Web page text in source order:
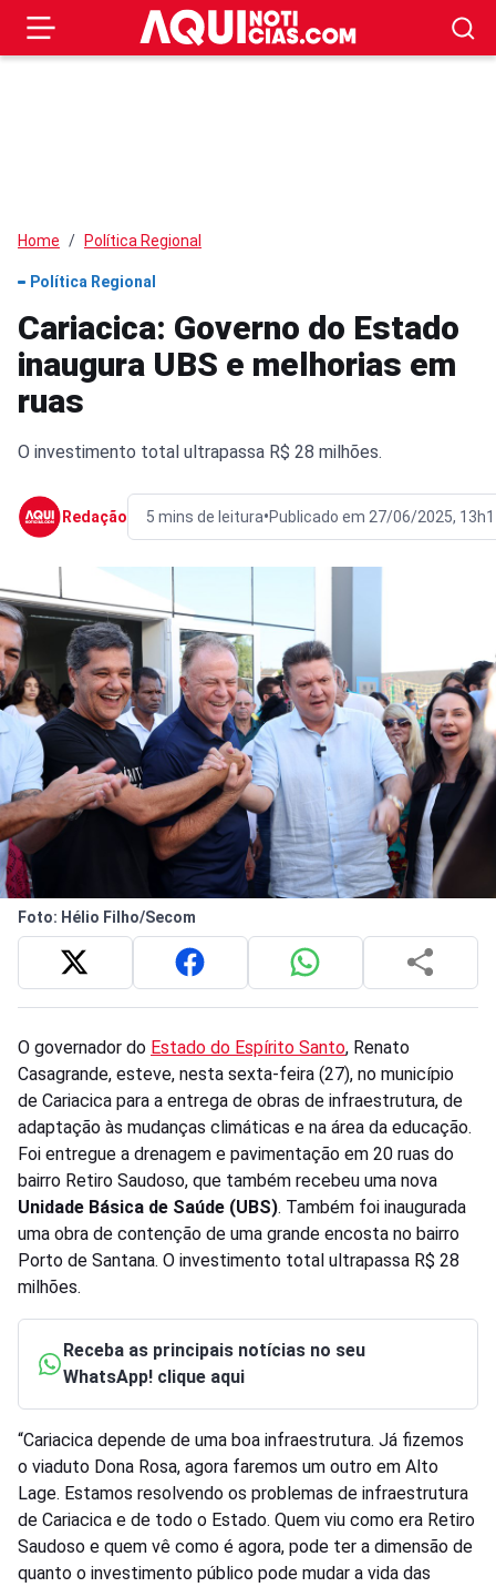
Home Política Regional
Política Regional
Cariacica: Governo do Estado
inaugura UBS e melhorias em
ruas
O investimento total ultrapassa R$ 28 milhões.
Redação 5 mins de leitura•Publicado em 27/06/2025,
Foto: Hélio Filho/Secom
O governador do Estado do Espírito Santo, Renato
Casagrande, esteve, nesta sexta-feira (27), no município
de Cariacica para a entrega de obras de infraestrutura, de
adaptação às mudanças climáticas e na área da educação.
Foi entregue a drenagem e pavimentação em 20 ruas do
bairro Retiro Saudoso, que também recebeu uma nova
Unidade Básica de Saúde (UBS). Também foi inaugurada
uma obra de contenção de uma grande encosta no bairro
Porto de Santana. O investimento total ultrapassa R$ 28
milhões.
Receba as principais notícias no seu
WhatsApp! clique aqui
“Cariacica depende de uma boa infraestrutura. Já fizemos
o viaduto Dona Rosa, agora faremos um outro em Alto
Lage. Estamos resolvendo os problemas de infraestrutura
de Cariacica e de todo o Estado. Quem viu como era Retiro
Saudoso e quem vê como é agora, pode ter a dimensão de
quanto o investimento público pode mudar a vida das